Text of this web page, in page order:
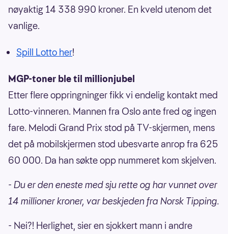
nøyaktig 14 338 990 kroner. En kveld utenom det
vanlige.
Spill Lotto her!
MGP-toner ble til millionjubel
Etter flere oppringninger fikk vi endelig kontakt med
Lotto-vinneren. Mannen fra Oslo ante fred og ingen
fare. Melodi Grand Prix stod på TV-skjermen, mens
det på mobilskjermen stod ubesvarte anrop fra 625
60 000. Da han søkte opp nummeret kom skjelven.
- Du er den eneste med sju rette og har vunnet over
14 millioner kroner, var beskjeden fra Norsk Tipping.
- Nei?! Herlighet, sier en sjokkert mann i andre